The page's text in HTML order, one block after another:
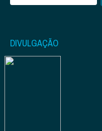
DIVULGAÇÃO